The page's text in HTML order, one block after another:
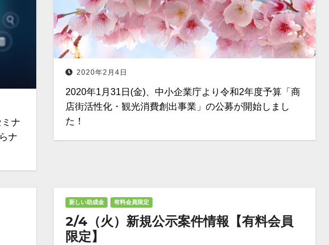
ナ
ナ
2020年2月4日
2020年1月31日(金)、中小企業庁より令和2年度予算「商
店街活性化・観光消費創出事業」の公募が開始しまし
た！
新しい助成金 有料会員限定
2/4（火）新規公示案件情報【有料会員
限定】